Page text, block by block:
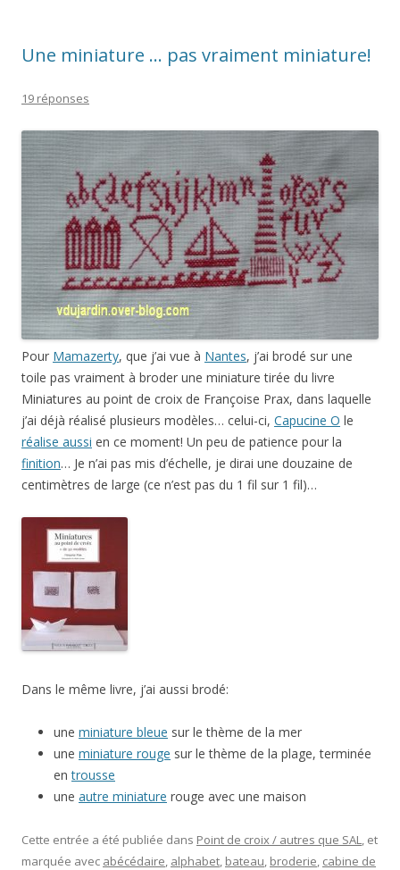
Une miniature … pas vraiment miniature!
19 réponses
Pour Mamazerty, que j’ai vue à Nantes, j’ai brodé sur une
toile pas vraiment à broder une miniature tirée du livre
Miniatures au point de croix de Françoise Prax, dans laquelle
j’ai déjà réalisé plusieurs modèles… celui-ci, Capucine O le
réalise aussi en ce moment! Un peu de patience pour la
finition… Je n’ai pas mis d’échelle, je dirai une douzaine de
centimètres de large (ce n’est pas du 1 fil sur 1 fil)…
Dans le même livre, j’ai aussi brodé:
une miniature bleue sur le thème de la mer
une miniature rouge sur le thème de la plage, terminée
entrousse
une autre miniature rouge avec une maison
Cette entrée a été publiée dans Point de croix / autres que SAL, et
marquée avec abécédaire, alphabet, bateau, broderie, cabine de